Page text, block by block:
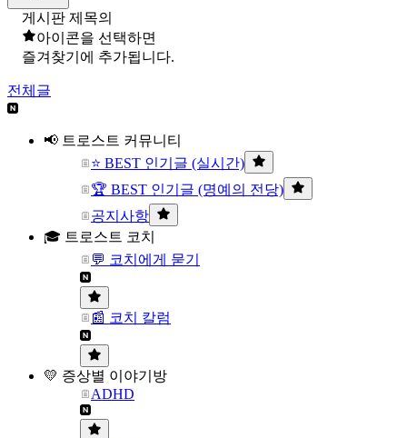
게시판 제목의
아이콘을 선택하면
즐겨찾기에 추가됩니다.
전체글
📢 트로스트 커뮤니티
⭐ BEST 인기글 (실시간)
🏆 BEST 인기글 (명예의 전당)
공지사항
🎓 트로스트 코치
💬 코치에게 묻기
📰 코치 칼럼
💛 증상별 이야기방
ADHD